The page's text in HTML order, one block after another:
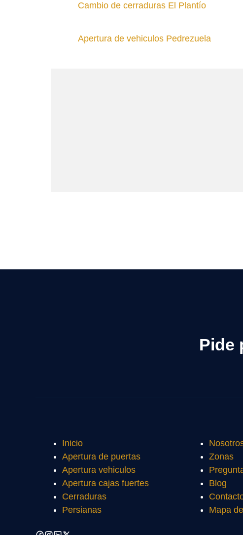
Cambio de cerraduras El Plantío
Apertura de vehiculos Pedrezuela
Pide
Inicio
Apertura de puertas
Apertura vehiculos
Apertura cajas fuertes
Cerraduras
Persianas
Zonas
Blog
Mapa